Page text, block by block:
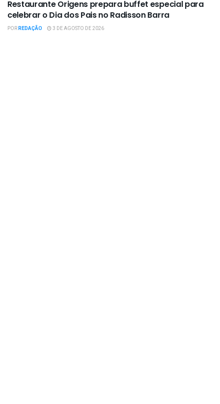
Restaurante Origens prepara buffet especial para
celebrar o Dia dos Pais no Radisson Barra
PORREDAÇÃO 3 DE AGOSTO DE 2026